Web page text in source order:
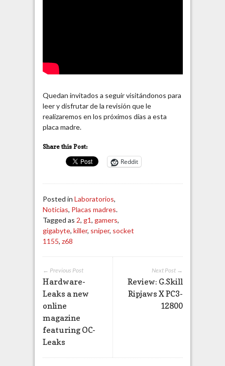
Quedan invitados a seguir visitándonos para
leer y disfrutar de la revisión que le
realizaremos en los próximos días a esta
placa madre.
Share this Post:
Reddit
Posted in Laboratorios,
Noticias, Placas madres.
Tagged as 2, g1, gamers,
gigabyte, killer, sniper, socket
1155, z68
Next Post →
Review: G.Skill
Ripjaws X PC3-
12800
← Previous Post
Hardware-
Leaks a new
online
magazine
featuring OC-
Leaks